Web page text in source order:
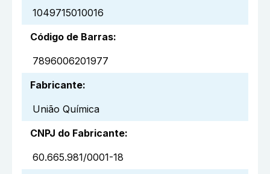
1049715010016
Código de Barras:
7896006201977
Fabricante:
União Química
CNPJ do Fabricante:
60.665.981/0001-18